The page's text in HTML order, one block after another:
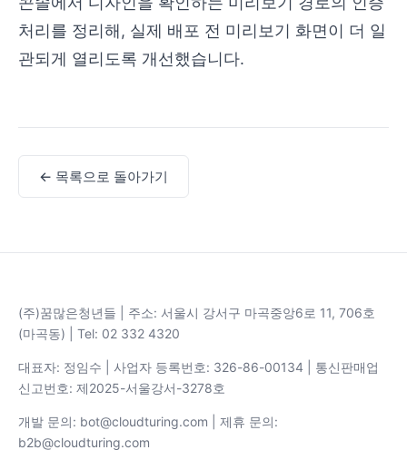
처리를 정리해, 실제 배포 전 미리보기 화면이 더 일
관되게 열리도록 개선했습니다.
← 목록으로 돌아가기
(주)꿈많은청년들 | 주소: 서울시 강서구 마곡중앙6로 11, 706호
(마곡동) | Tel: 02 332 4320
대표자: 정임수 | 사업자 등록번호: 326-86-00134 | 통신판매업
신고번호: 제2025-서울강서-3278호
개발 문의: bot@cloudturing.com | 제휴 문의:
b2b@cloudturing.com